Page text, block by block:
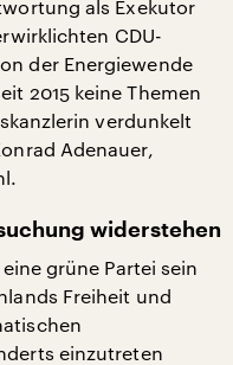
als Exekutor
CDU-
der Energiewende
2015 keine Themen
verdunkelt
Adenauer,
widerstehen
grüne Partei sein
Freiheit und
einzutreten